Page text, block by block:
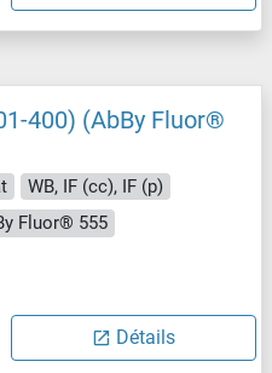
400) (AbBy Fluor®
WB, IF (cc), IF (p)
Fluor® 555
Détails